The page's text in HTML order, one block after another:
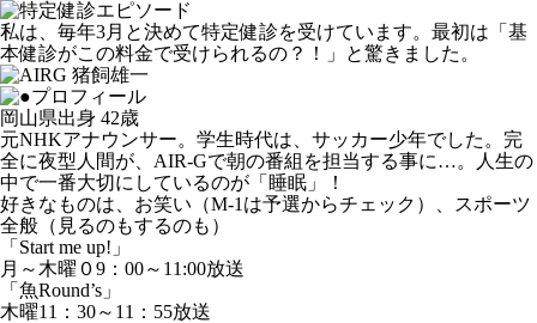
私は、毎年3月と決めて特定健診を受けています。最初は「基
本健診がこの料金で受けられるの？！」と驚きました。
岡山県出身 42歳
元NHKアナウンサー。学生時代は、サッカー少年でした。完
全に夜型人間が、AIR-Gで朝の番組を担当する事に…。人生の
中で一番大切にしているのが「睡眠」！
好きなものは、お笑い（M-1は予選からチェック）、スポーツ
全般（見るのもするのも）
「Start me up!」
月～木曜０9：00～11:00放送
「魚Round’s」
木曜11：30～11：55放送